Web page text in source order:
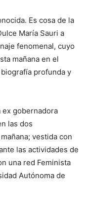
Es cosa de la
María Sauri a
fenomenal, cuyo
mañana en el
profunda y
ex gobernadora
las dos
vestida con
las actividades de
una red Feminista
Autónoma de